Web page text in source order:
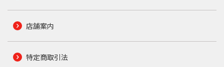
店舗案内
特定商取引法